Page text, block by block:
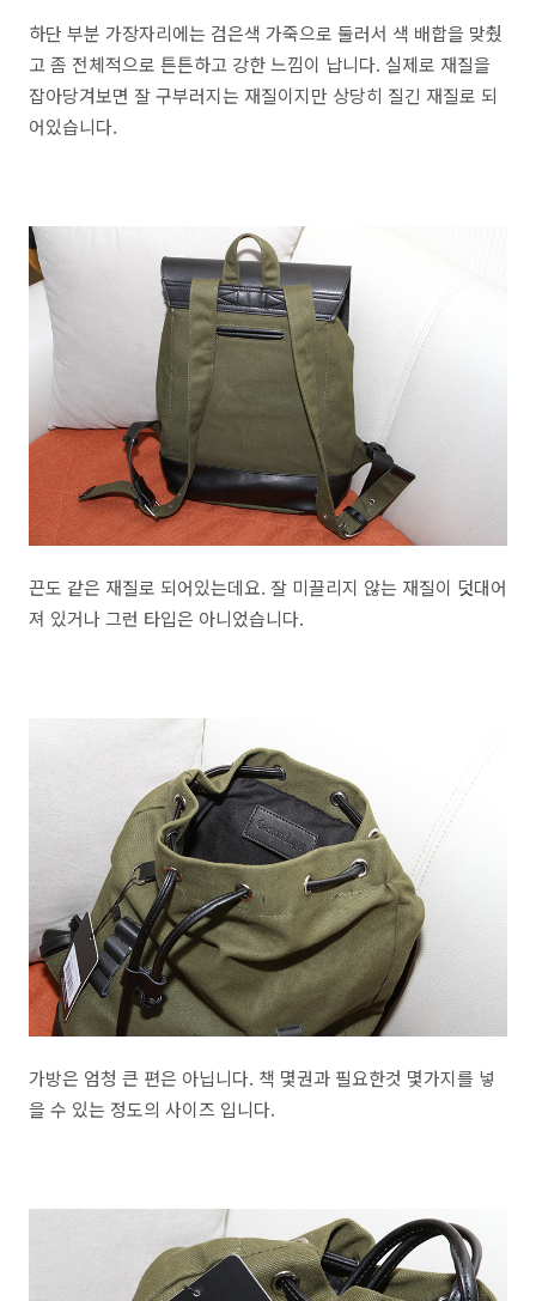
하단 부분 가장자리에는 검은색 가죽으로 둘러서 색 배합을 맞췄
고 좀 전체적으로 튼튼하고 강한 느낌이 납니다. 실제로 재질을
잡아당겨보면 잘 구부러지는 재질이지만 상당히 질긴 재질로 되
어있습니다.
끈도 같은 재질로 되어있는데요. 잘 미끌리지 않는 재질이 덧대어
져 있거나 그런 타입은 아니었습니다.
가방은 엄청 큰 편은 아닙니다. 책 몇권과 필요한것 몇가지를 넣
을 수 있는 정도의 사이즈 입니다.